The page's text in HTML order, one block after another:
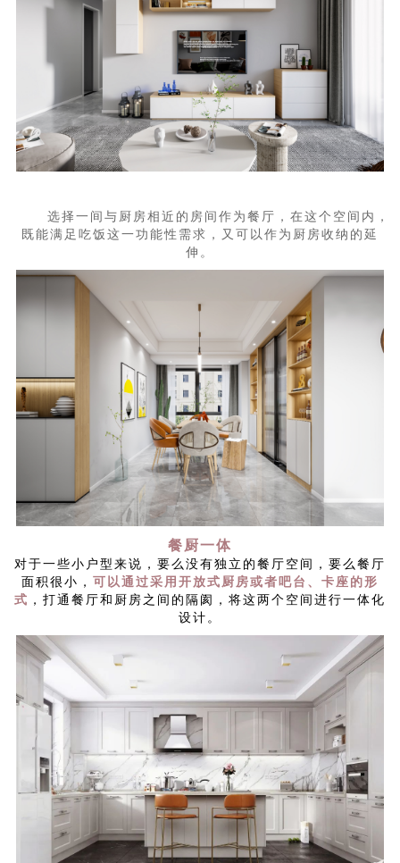
选择一间与厨房相近的房间作为餐厅，在这个空间内，
既能满足吃饭这一功能性需求，又可以作为厨房收纳的延
伸。
餐厨一体
对于一些小户型来说，要么没有独立的餐厅空间，要么餐厅
面积很小， 可以通过采用开放式厨房或者吧台、卡座的形
式 ，打通餐厅和厨房之间的隔阂，将这两个空间进行一体化
设计。